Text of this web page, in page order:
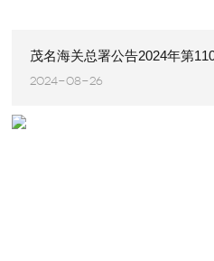
茂名海关总署公告2024年第
2024-08-26